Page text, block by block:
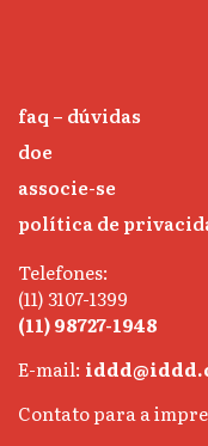
faq – dúvidas
doe
associe-se
política de
Telefones:
(11) 3107-1399
(11) 98727-1948
E-mail:
Contato para a